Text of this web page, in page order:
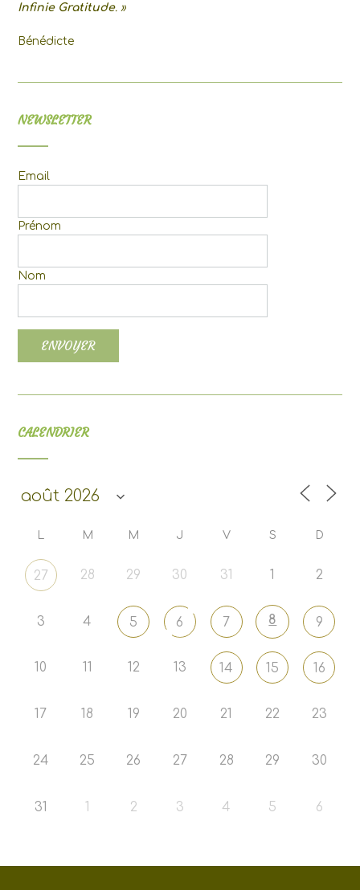
Infinie Gratitude. »
Bénédicte
NEWSLETTER
Email
Prénom
Nom
CALENDRIER
L M M J V S D
27 28 29 30 31 1 2
3 4 5 6 7 8 9
10 12 13 14 15 16
17 18 19 20 21 22 23
24 25 26 27 28 29 30
31 1 2 3 4 5 6